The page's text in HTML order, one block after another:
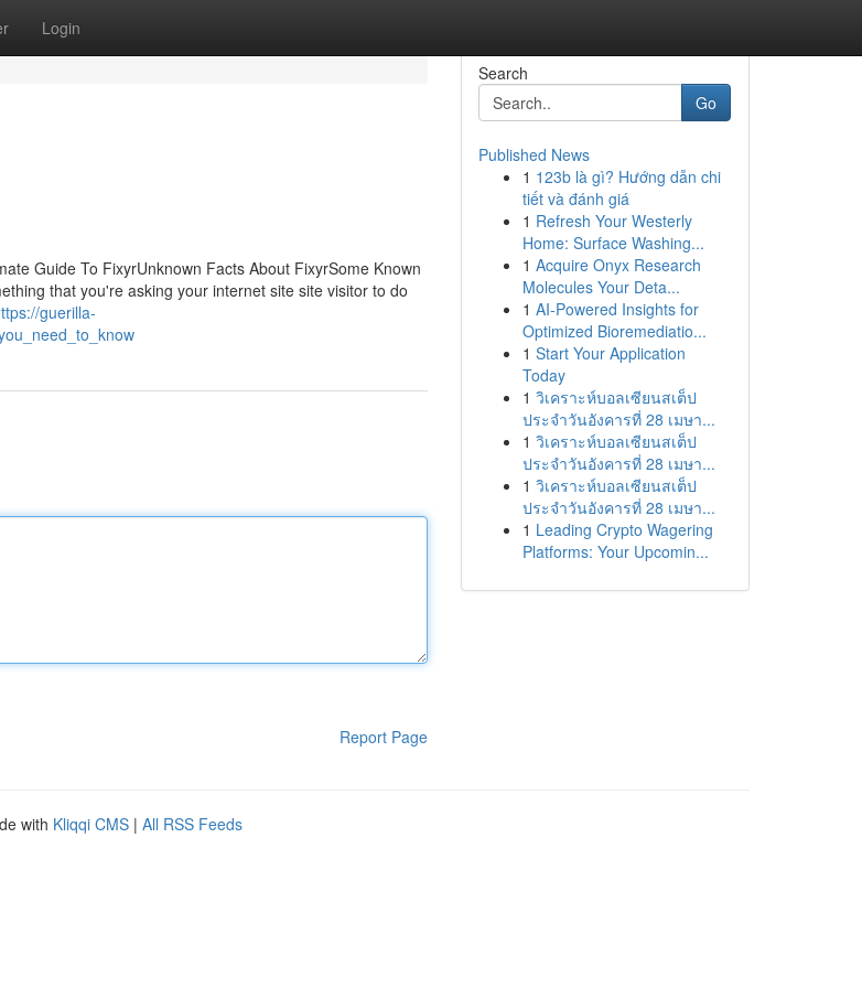
Login
Guide To FixyrUnknown Facts About FixyrSome Known
that you're asking your internet site site visitor to do
guerilla-
Report Page
Search
Go
Published News
1 123b là gì? Hướng dẫn chi
tiết và đánh giá
1 Refresh Your Westerly
Home: Surface Washing...
1 Acquire Onyx Research
Molecules Your Deta...
1 AI-Powered Insights for
Optimized Bioremediatio...
1 Start Your Application
Today
1 วิเคราะห์บอลเซียนสเต็ป
ประจำวันอังคารที่ 28 เมษา...
1 วิเคราะห์บอลเซียนสเต็ป
ประจำวันอังคารที่ 28 เมษา...
1 วิเคราะห์บอลเซียนสเต็ป
ประจำวันอังคารที่ 28 เมษา...
1 Leading Crypto Wagering
Platforms: Your Upcomin...
with Kliqqi CMS | All RSS Feeds